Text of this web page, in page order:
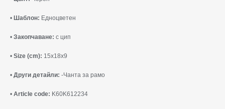
• Шаблон: Едноцветен
• Закопчаване: с цип
• Size (cm): 15x18x9
• Други детайли: -Чанта за рамо
• Article code: K60K612234